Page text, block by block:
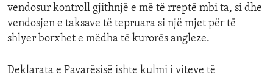
vendosur kontroll gjithnjë e më të rreptë mbi ta, si dhe
vendosjen e taksave të tepruara si një mjet për të
shlyer borxhet e mëdha të kurorës angleze.
Deklarata e Pavarësisë ishte kulmi i viteve të